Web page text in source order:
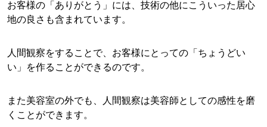
お客様の「ありがとう」には、技術の他にこういった居心
地の良さも含まれています。
人間観察をすることで、お客様にとっての「ちょうどい
い」を作ることができるのです。
また美容室の外でも、人間観察は美容師としての感性を磨
くことができます。